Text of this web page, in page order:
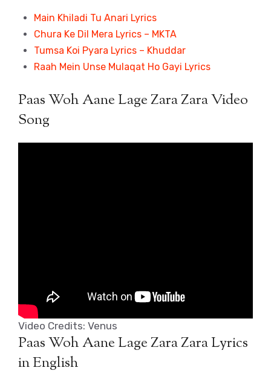
Main Khiladi Tu Anari Lyrics
Chura Ke Dil Mera Lyrics – MKTA
Tumsa Koi Pyara Lyrics – Khuddar
Raah Mein Unse Mulaqat Ho Gayi Lyrics
Paas Woh Aane Lage Zara Zara Video
Song
Video Credits: Venus
Paas Woh Aane Lage Zara Zara Lyrics
in English